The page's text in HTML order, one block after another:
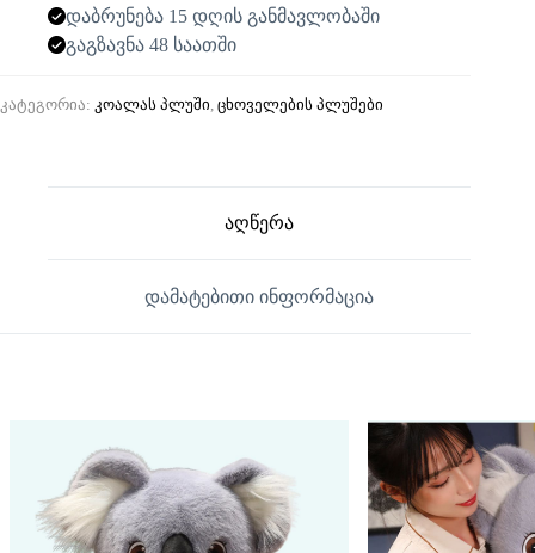
დაბრუნება 15 დღის განმავლობაში
გაგზავნა 48 საათში
კატეგორია: კოალას პლუში ცხოველების პლუშები
აღწერა
დამატებითი ინფორმაცია